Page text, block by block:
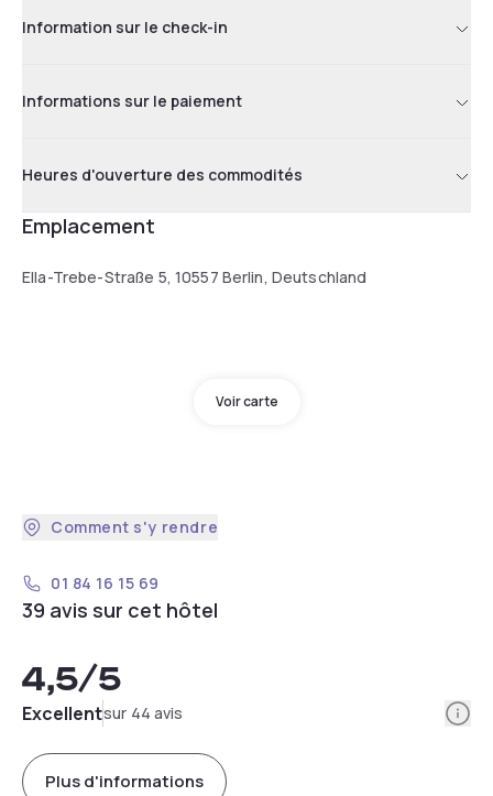
Information sur le check-in
Informations sur le paiement
Heures d'ouverture des commodités
Emplacement
Ella-Trebe-Straße 5, 10557 Berlin, Deutschland
Voir carte
Comment s'y rendre
01 84 16 15 69
39 avis sur cet hôtel
4,5/5
Excellentsur 44 avis
Plus d'informations